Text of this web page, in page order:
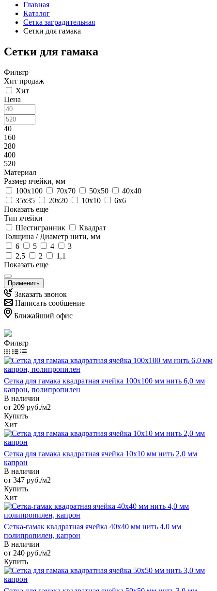
Главная
Каталог
Сетка заградительная
Сетки для гамака
Сетки для гамака
Фильтр
Хит продаж
Хит
Цена
40
160
280
400
520
Материал
Размер ячейки, мм
100х100
70х70 50х50
40х40
35х35
20х20 10х10
6х6
Показать еще
Тип ячейки
Шестигранник
Квадрат
Толщина / Диаметр нити, мм
6
5 4
3
2,5
2
1,1
Показать еще
Применить
Заказать звонок
Написать сообщение
Ближайший офис
Фильтр
Сетка для гамака квадратная ячейка 100х100 мм нить 6,0 мм
капрон, полипропилен
В наличии
от 209 руб./м2
Купить
Хит
Сетка для гамака квадратная ячейка 10х10 мм нить 2,0 мм
капрон
В наличии
от 347 руб./м2
Купить
Хит
Сетка-гамак квадратная ячейка 40х40 мм нить 4,0 мм
полипропилен, капрон
В наличии
от 240 руб./м2
Купить